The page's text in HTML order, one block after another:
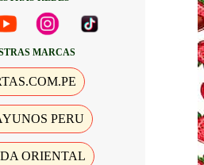
MARCAS
PERU
ORIENTAL